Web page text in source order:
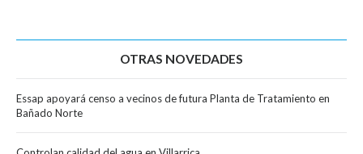
OTRAS NOVEDADES
Essap apoyará censo a vecinos de futura Planta de Tratamiento en
Bañado Norte